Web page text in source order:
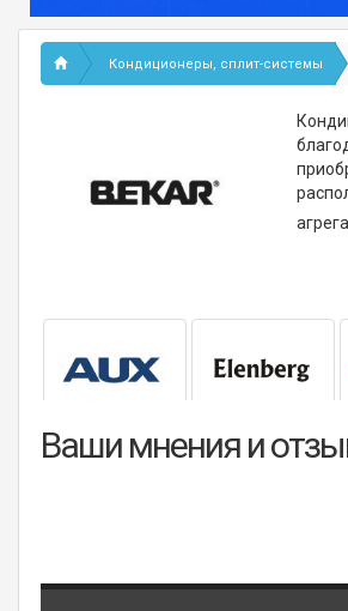
Кондиционеры, сплит-системы
Ваши мнения и